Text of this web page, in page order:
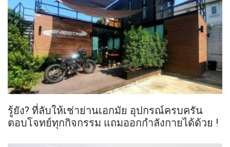
รู้ยัง? ที่ลับให้เช่าย่านเอกมัย อุปกรณ์ครบครัน
ตอบโจทย์ทุกกิจกรรม แถมออกกำลังกายได้ด้วย !